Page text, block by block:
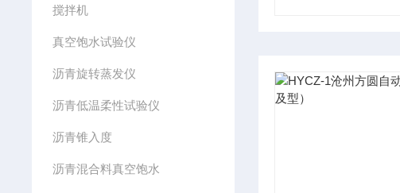
搅拌机
真空饱水试验仪
沥青旋转蒸发仪
沥青低温柔性试验仪
沥青锥入度
沥青混合料真空饱水